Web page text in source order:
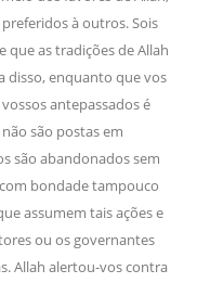
à outros. Sois
que as tradições de Allah
disso, enquanto que vos
antepassados é
são postas em
são abandonados sem
bondade tampouco
assumem tais ações e
ou os governantes
Allah alertou-vos contra